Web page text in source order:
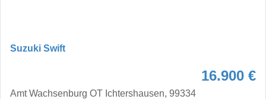
Suzuki Swift
16.900 €
Amt Wachsenburg OT Ichtershausen, 99334